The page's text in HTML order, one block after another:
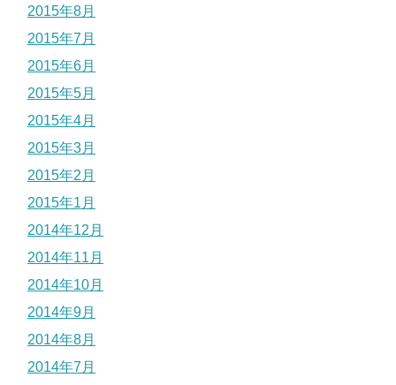
2015年8月
2015年7月
2015年6月
2015年5月
2015年4月
2015年3月
2015年2月
2015年1月
2014年12月
2014年11月
2014年10月
2014年9月
2014年8月
2014年7月